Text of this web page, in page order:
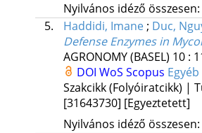
Nyilvános idéző
5.
Haddidi, Imane; Duc,
Defense Enzymes in
AGRONOMY (BASEL) 10:
DOI WoS Scopus Egyéb
Szakcikk (Folyóiratcikk) |
[31643730] [Egyeztetett]
Nyilvános idéző